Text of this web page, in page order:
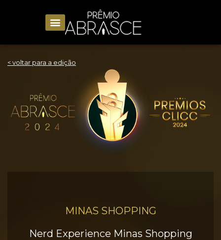
< voltar para a edição
MINAS SHOPPING
Nerd Experience Minas Shopping